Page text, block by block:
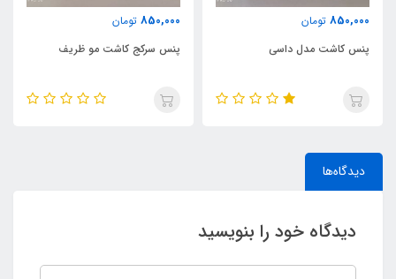
850,000 تومان
پنس کاشت مدل داسی
850,000 تومان
پنس سرکج کاشت مو ظریف
دیدگاه‌ها
دیدگاه خود را بنویسید